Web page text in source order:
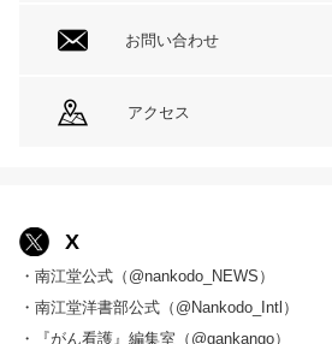
お問い合わせ
アクセス
X
・南江堂公式（@nankodo_NEWS）
・南江堂洋書部公式（@Nankodo_Intl）
・『がん看護』編集室（@gankango）